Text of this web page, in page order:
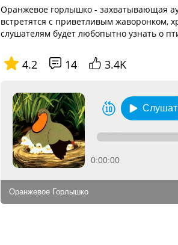
Оранжевое горлышко - захватывающая
встретятся с приветливым
слушателям будет любопытно узнать о
4.2 14 3.4K
0:00:00
Оранжевое Горлышко